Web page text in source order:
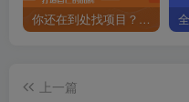
你还在到处找项目？还在当韭菜？我靠卖项目一个月收入5万+，曾经我也是个失败者。
上一篇